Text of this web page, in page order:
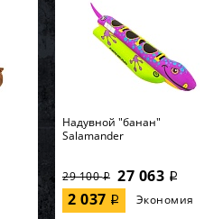
Надувной "банан"
Salamander
29 100i 27 063 i
2 037 i Экономия